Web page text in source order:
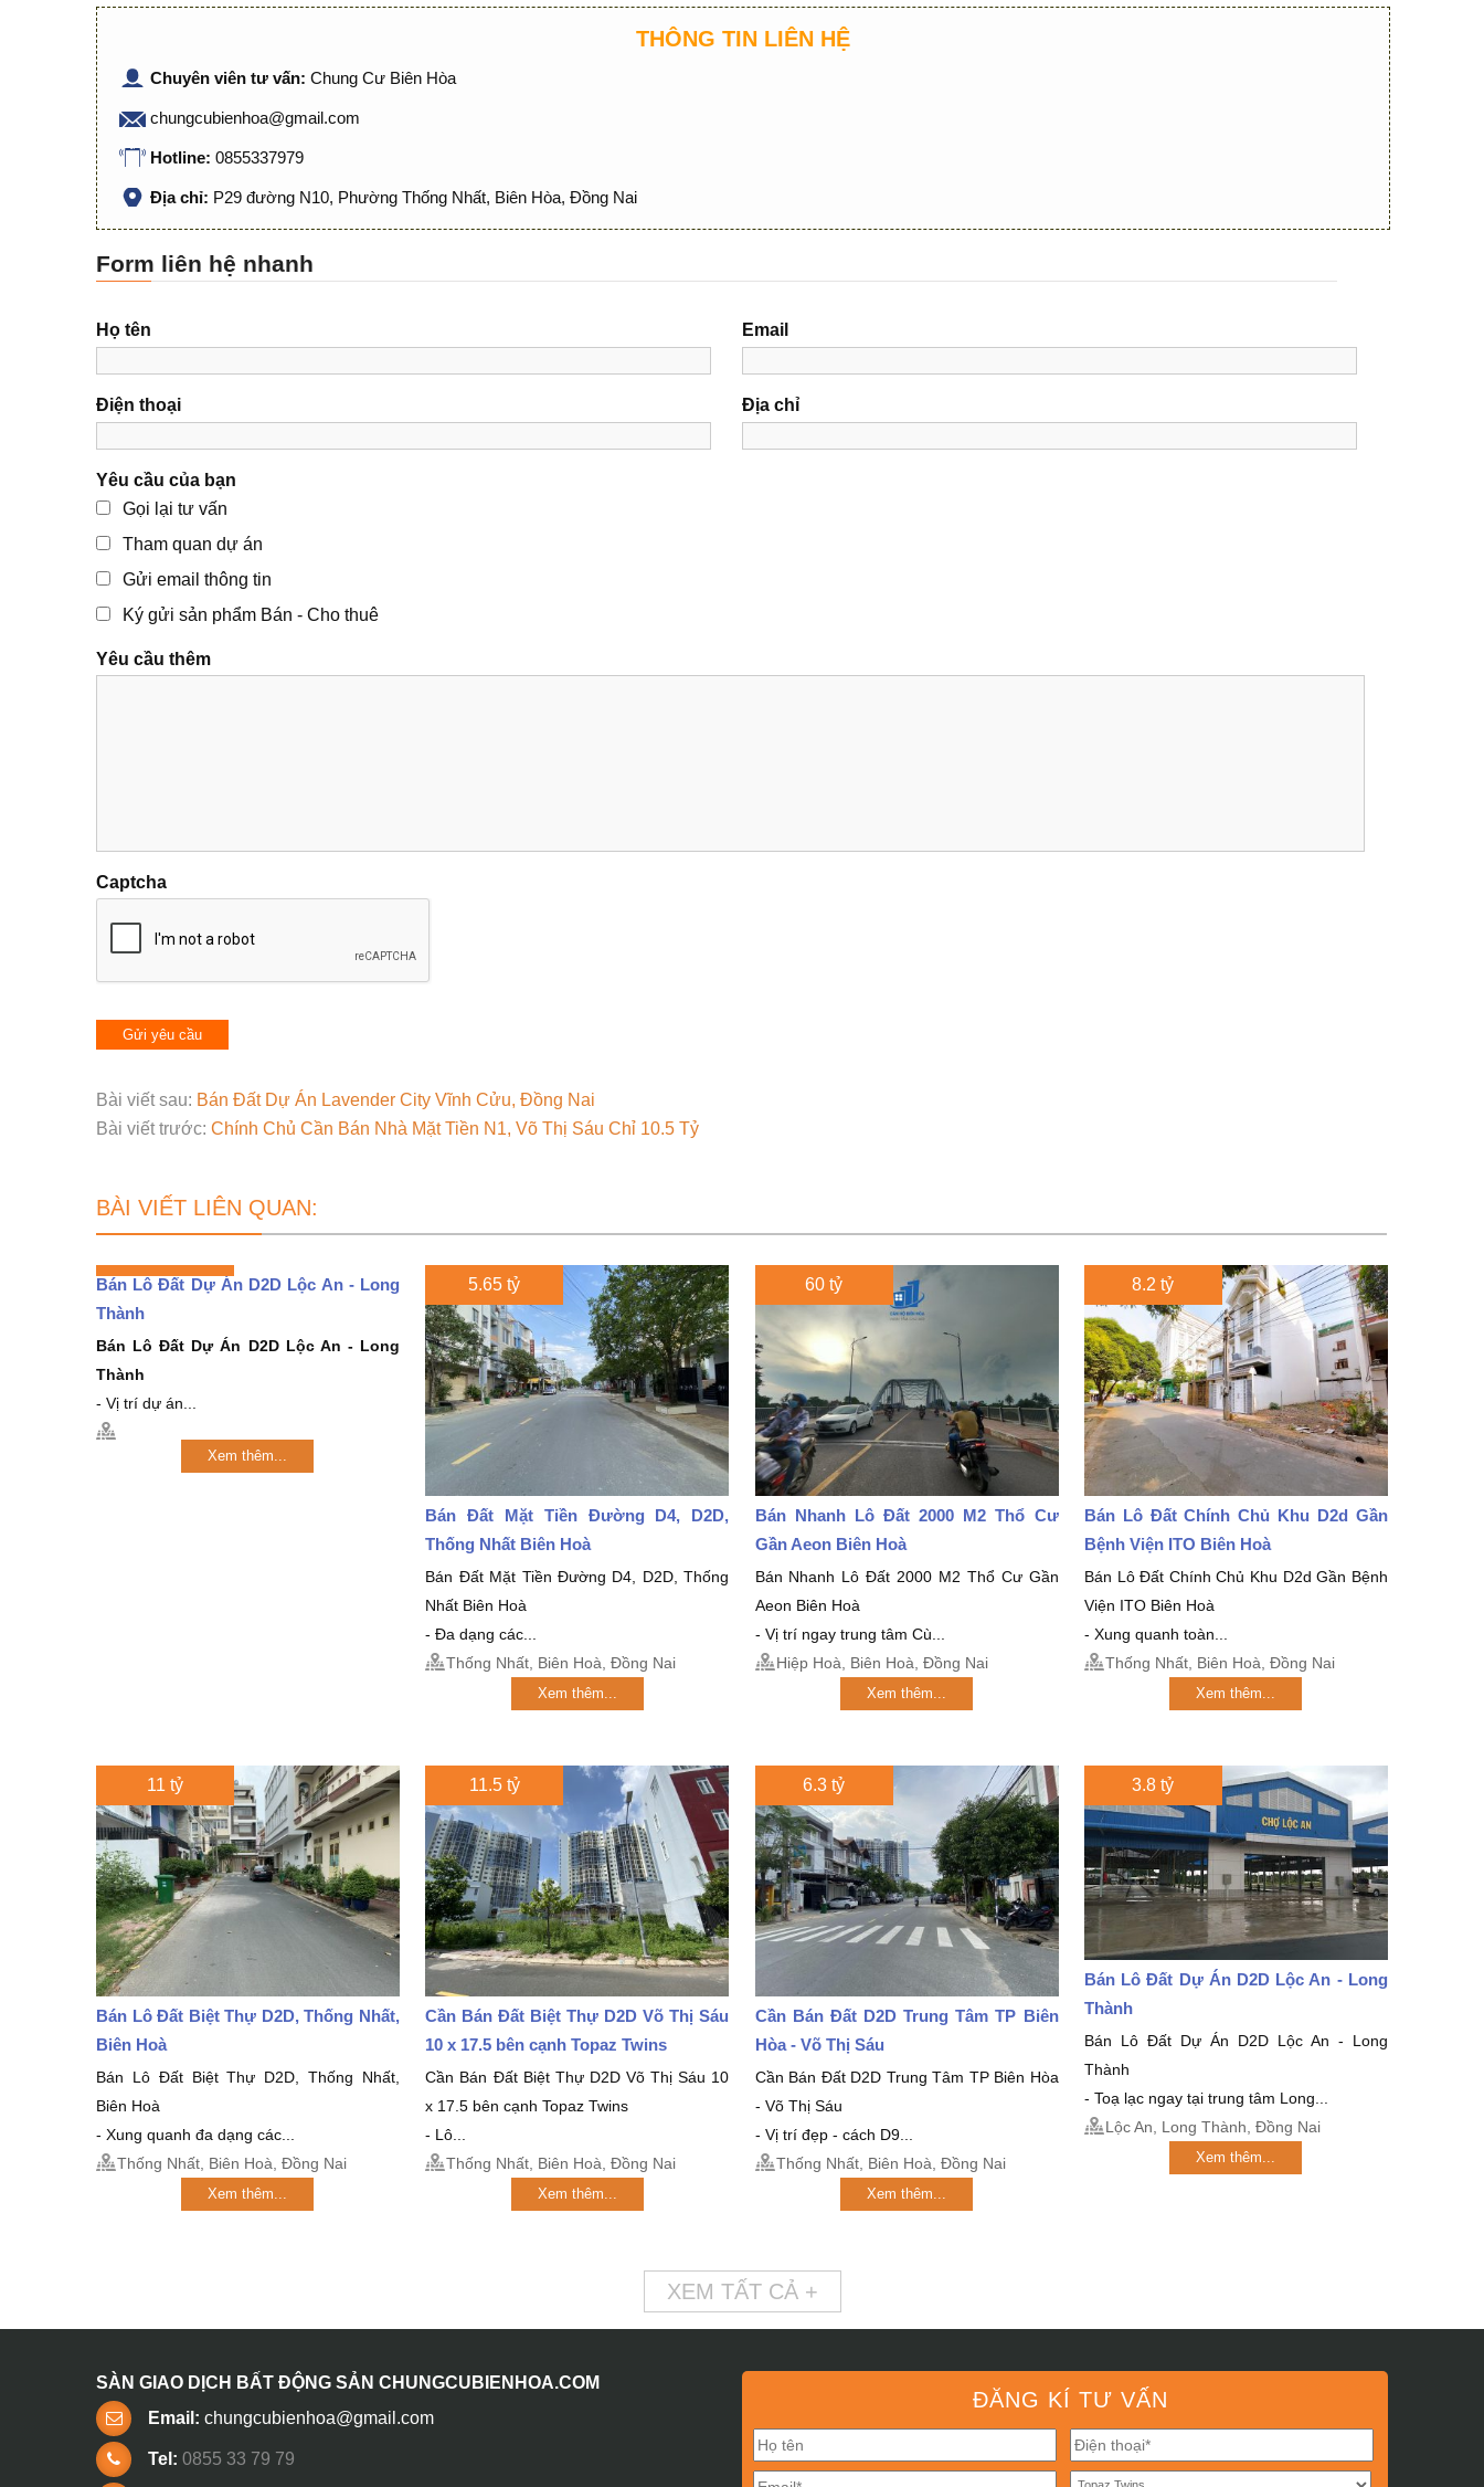
THÔNG TIN LIÊN HỆ
Chuyên viên tư vấn: Chung Cư Biên Hòa
chungcubienhoa@gmail.com
Hotline: 0855337979
Địa chỉ: P29 đường N10, Phường Thống Nhất, Biên Hòa, Đồng Nai
Form liên hệ nhanh
Họ tên Email
Điện thoại Địa chỉ
Yêu cầu của bạn
Gọi lại tư vấn
Tham quan dự án
Gửi email thông tin
Ký gửi sản phẩm Bán - Cho thuê
Yêu cầu thêm
Captcha
Bài viết sau: Bán Đất Dự Án Lavender City Vĩnh Cửu, Đồng Nai
Bài viết trước: Chính Chủ Cần Bán Nhà Mặt Tiền N1, Võ Thị Sáu Chỉ 10.5 Tỷ
BÀI VIẾT LIÊN QUAN:
Bán Lô Đất Dự Án D2D Lộc An - Long
Thành
Bán Lô Đất Dự Án D2D Lộc An - Long
Thành
- Vị trí dự án...
Xem thêm...
5.65 tỷ
Bán Đất Mặt Tiền Đường D4, D2D,
Thống Nhất Biên Hoà
Bán Đất Mặt Tiền Đường D4, D2D, Thống
Nhất Biên Hoà
- Đa dạng các...
Thống Nhất, Biên Hoà, Đồng Nai
Xem thêm...
60 tỷ
Bán Nhanh Lô Đất 2000 M2 Thổ Cư
Gần Aeon Biên Hoà
Bán Nhanh Lô Đất 2000 M2 Thổ Cư Gần
Aeon Biên Hoà
- Vị trí ngay trung tâm Cù...
Hiệp Hoà, Biên Hoà, Đồng Nai
Xem thêm...
8.2 tỷ
Bán Lô Đất Chính Chủ Khu D2d Gần
Bệnh Viện ITO Biên Hoà
Bán Lô Đất Chính Chủ Khu D2d Gần Bệnh
Viện ITO Biên Hoà
- Xung quanh toàn...
Thống Nhất, Biên Hoà, Đồng Nai
Xem thêm...
11 tỷ
Bán Lô Đất Biệt Thự D2D, Thống Nhất,
Biên Hoà
Bán Lô Đất Biệt Thự D2D, Thống Nhất,
Biên Hoà
- Xung quanh đa dạng các...
Thống Nhất, Biên Hoà, Đồng Nai
Xem thêm...
11.5 tỷ
Cần Bán Đất Biệt Thự D2D Võ Thị Sáu
10 x 17.5 bên cạnh Topaz Twins
Cần Bán Đất Biệt Thự D2D Võ Thị Sáu 10
x 17.5 bên cạnh Topaz Twins
- Lô...
Thống Nhất, Biên Hoà, Đồng Nai
Xem thêm...
6.3 tỷ
Cần Bán Đất D2D Trung Tâm TP Biên
Hòa - Võ Thị Sáu
Cần Bán Đất D2D Trung Tâm TP Biên Hòa
- Võ Thị Sáu
- Vị trí đẹp - cách D9...
Thống Nhất, Biên Hoà, Đồng Nai
Xem thêm...
3.8 tỷ
Bán Lô Đất Dự Án D2D Lộc An - Long
Thành
Bán Lô Đất Dự Án D2D Lộc An - Long
Thành
- Toạ lạc ngay tại trung tâm Long...
Lộc An, Long Thành, Đồng Nai
Xem thêm...
XEM TẤT CẢ +
ĐĂNG KÍ TƯ VẤN
SÀN GIAO DỊCH BẤT ĐỘNG SẢN CHUNGCUBIENHOA.COM
Email: chungcubienhoa@gmail.com
Tel: 0855 33 79 79